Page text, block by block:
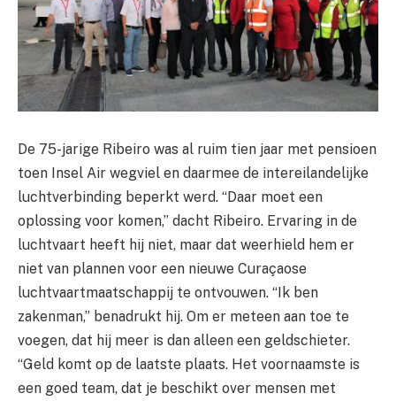
De 75-jarige Ribeiro was al ruim tien jaar met pensioen
toen Insel Air wegviel en daarmee de intereilandelijke
luchtverbinding beperkt werd. “Daar moet een
oplossing voor komen,” dacht Ribeiro. Ervaring in de
luchtvaart heeft hij niet, maar dat weerhield hem er
niet van plannen voor een nieuwe Curaçaose
luchtvaartmaatschappij te ontvouwen. “Ik ben
zakenman,” benadrukt hij. Om er meteen aan toe te
voegen, dat hij meer is dan alleen een geldschieter.
“Geld komt op de laatste plaats. Het voornaamste is
een goed team, dat je beschikt over mensen met